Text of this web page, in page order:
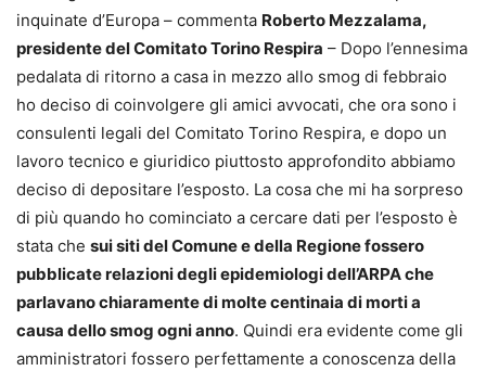
inquinate d’Europa – commenta Roberto Mezzalama,
presidente del Comitato Torino Respira – Dopo l’ennesima
pedalata di ritorno a casa in mezzo allo smog di febbraio
ho deciso di coinvolgere gli amici avvocati, che ora sono i
consulenti legali del Comitato Torino Respira, e dopo un
lavoro tecnico e giuridico piuttosto approfondito abbiamo
deciso di depositare l’esposto. La cosa che mi ha sorpreso
di più quando ho cominciato a cercare dati per l’esposto è
stata che sui siti del Comune e della Regione fossero
pubblicate relazioni degli epidemiologi dell’ARPA che
parlavano chiaramente di molte centinaia di morti a
causa dello smog ogni anno. Quindi era evidente come gli
amministratori fossero perfettamente a conoscenza della